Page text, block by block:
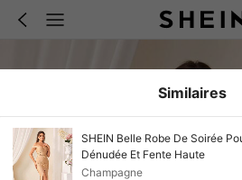
Similaires
SHEIN Belle Robe De Soirée
Dénudée Et Fente Haute
Champagne